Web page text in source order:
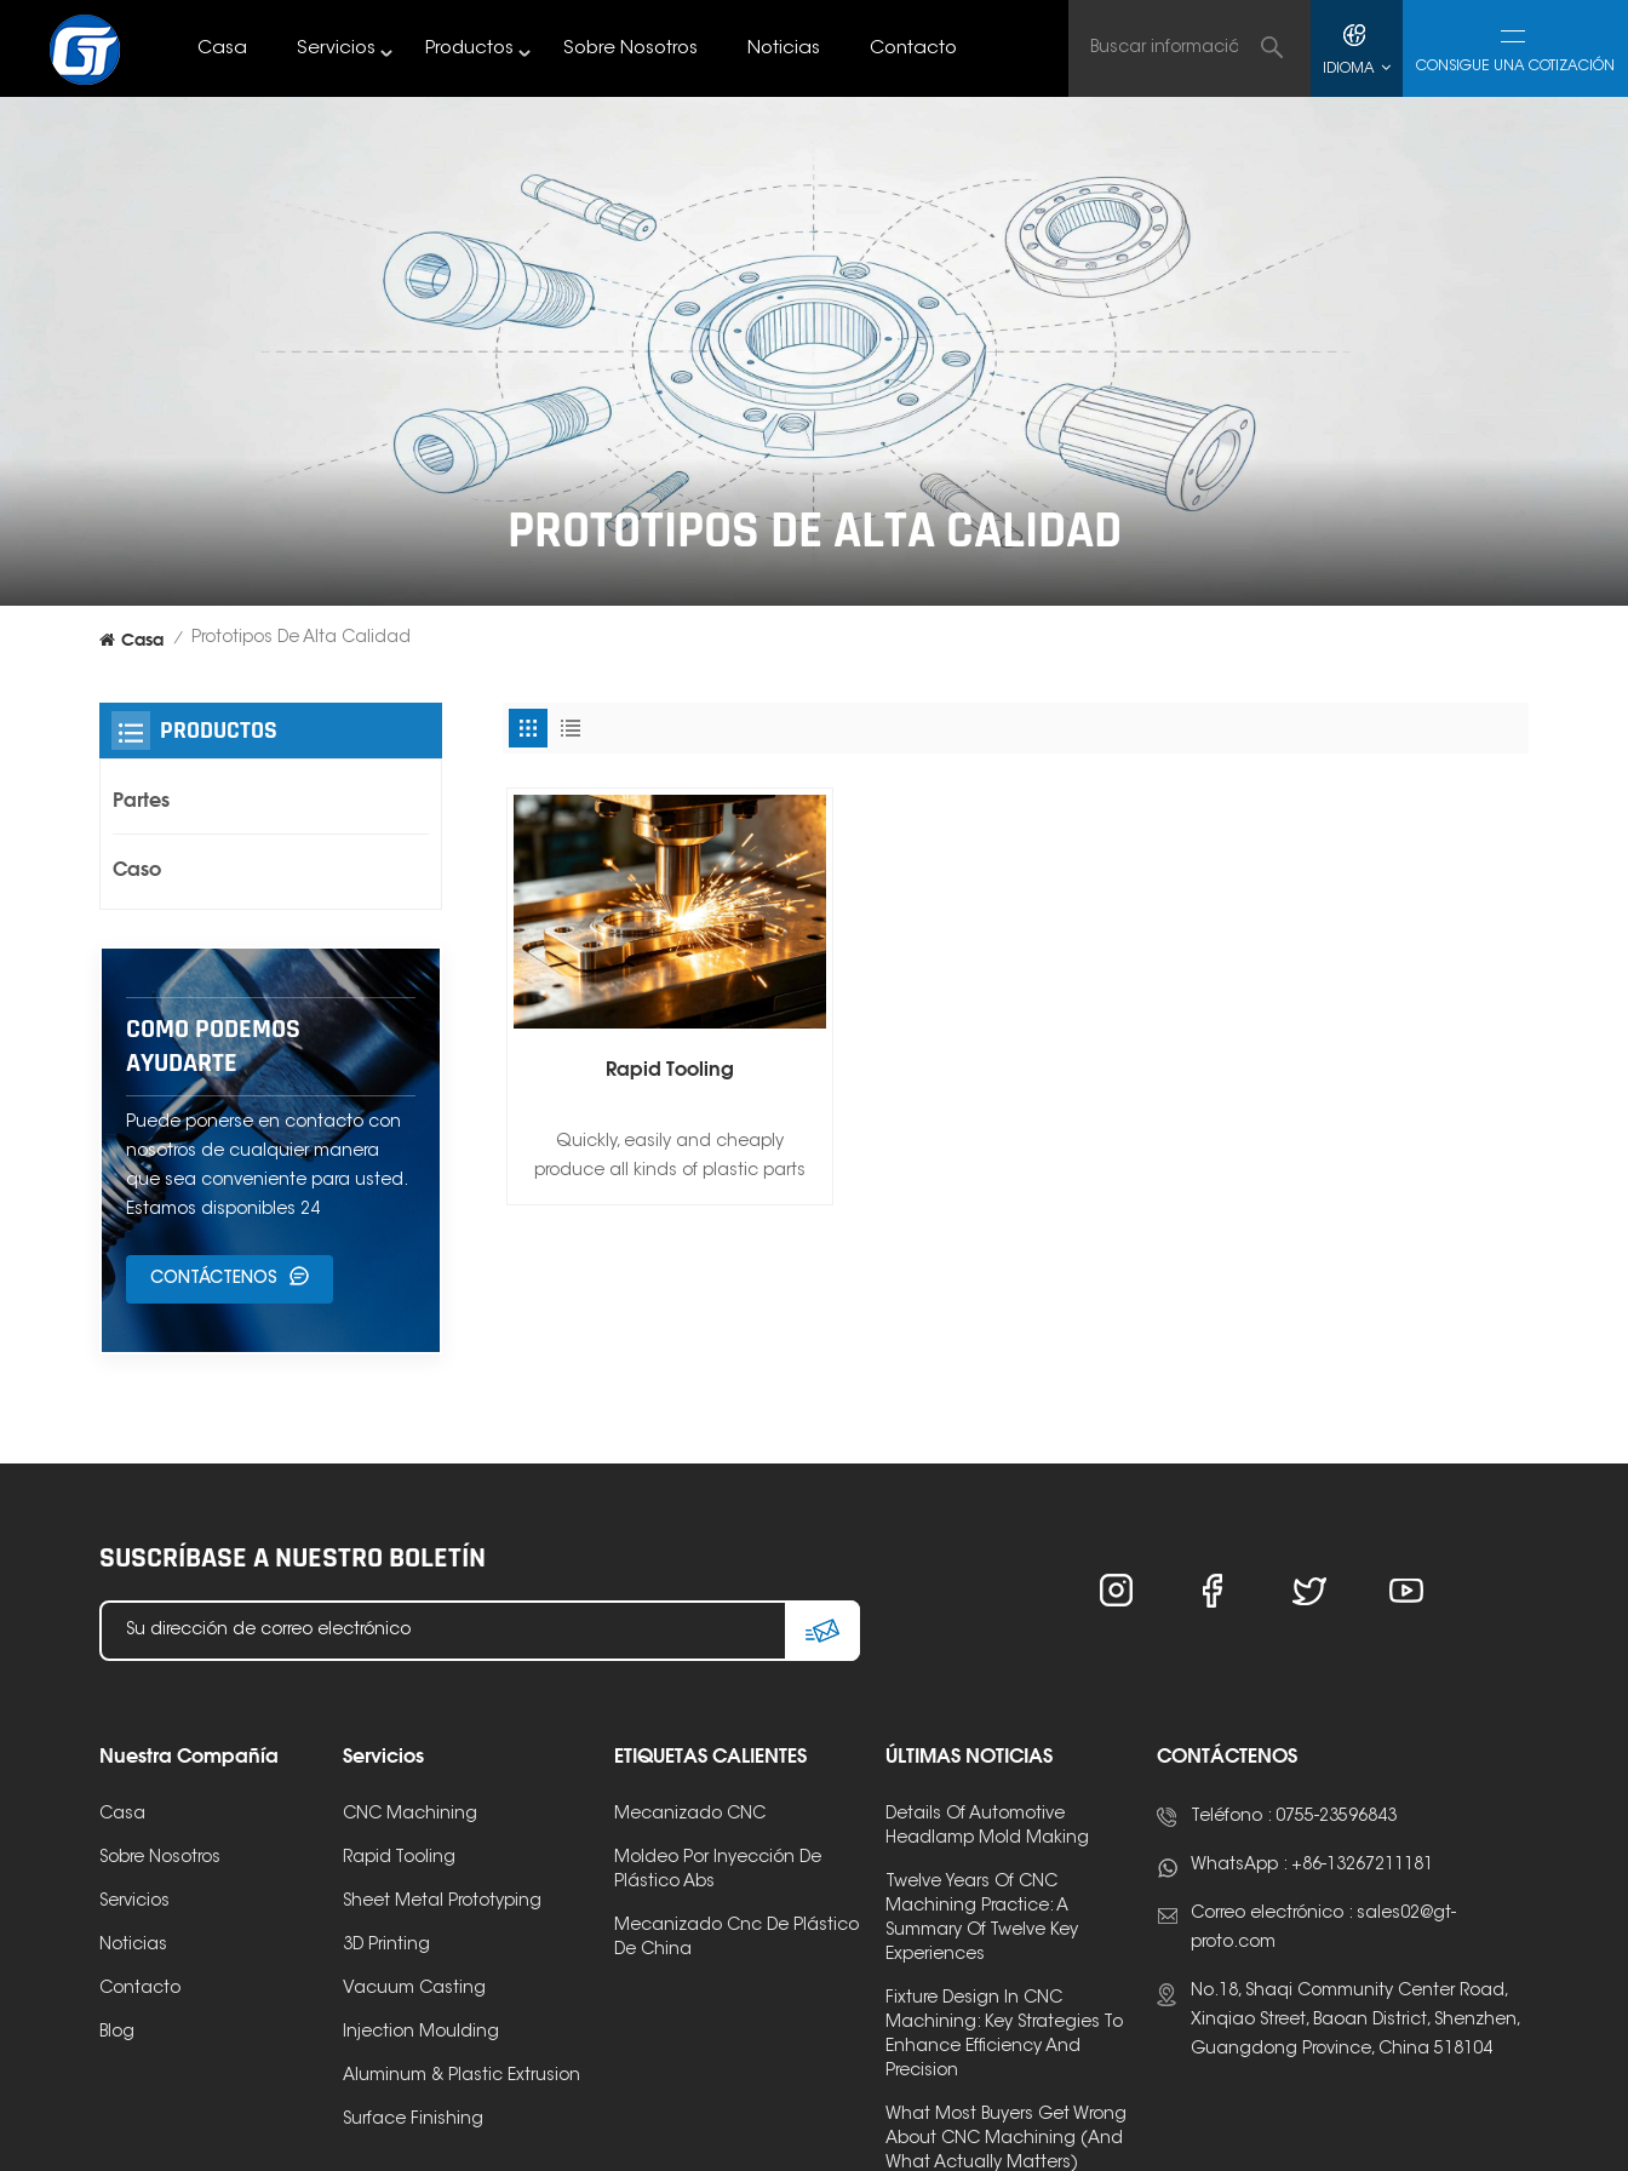
CONSIGUE UNA COTIZACIÓN
IDIOMA
Casa Servicios Productos Sobre Nosotros Noticias Contacto
PROTOTIPOS DE ALTA CALIDAD
Casa / Prototipos De Alta Calidad
Rapid Tooling
Quickly, easily and cheaply
produce all kinds of plastic parts
PRODUCTOS
Partes
Caso
COMO PODEMOS
AYUDARTE
Puede ponerse en contacto con
nosotros de cualquier manera
que sea conveniente para usted.
Estamos disponibles 24
CONTÁCTENOS
SUSCRÍBASE A NUESTRO BOLETÍN
Nuestra Compañía
Casa
Sobre Nosotros
Servicios
Noticias
Contacto
Blog
Servicios
CNC Machining
Rapid Tooling
Sheet Metal Prototyping
3D Printing
Vacuum Casting
Injection Moulding
Aluminum & Plastic Extrusion
Surface Finishing
ETIQUETAS CALIENTES
Mecanizado CNC
Moldeo Por Inyección De
Plástico Abs
Mecanizado Cnc De Plástico
De China
ÚLTIMAS NOTICIAS
Details Of Automotive
Headlamp Mold Making
Twelve Years Of CNC
Machining Practice: A
Summary Of Twelve Key
Experiences
Fixture Design In CNC
Machining: Key Strategies To
Enhance Efficiency And
Precision
What Most Buyers Get Wrong
About CNC Machining (And
What Actually Matters)
CONTÁCTENOS
Teléfono : 0755-23596843
WhatsApp : +86-13267211181
Correo electrónico : sales02@gt-
proto.com
No.18, Shaqi Community Center Road,
Xinqiao Street, Baoan District, Shenzhen,
Guangdong Province, China 518104